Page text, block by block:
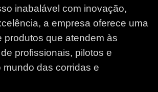
inabalável com inovação,
a empresa oferece uma
produtos que atendem às
profissionais, pilotos e
mundo das corridas e